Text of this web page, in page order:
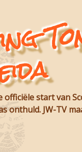
officiële start van
onthuld. JW-TV